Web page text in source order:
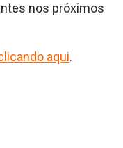
nos próximos
aqui.